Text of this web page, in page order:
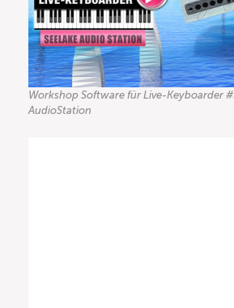
Workshop Software für Live-Keyboarder
AudioStation